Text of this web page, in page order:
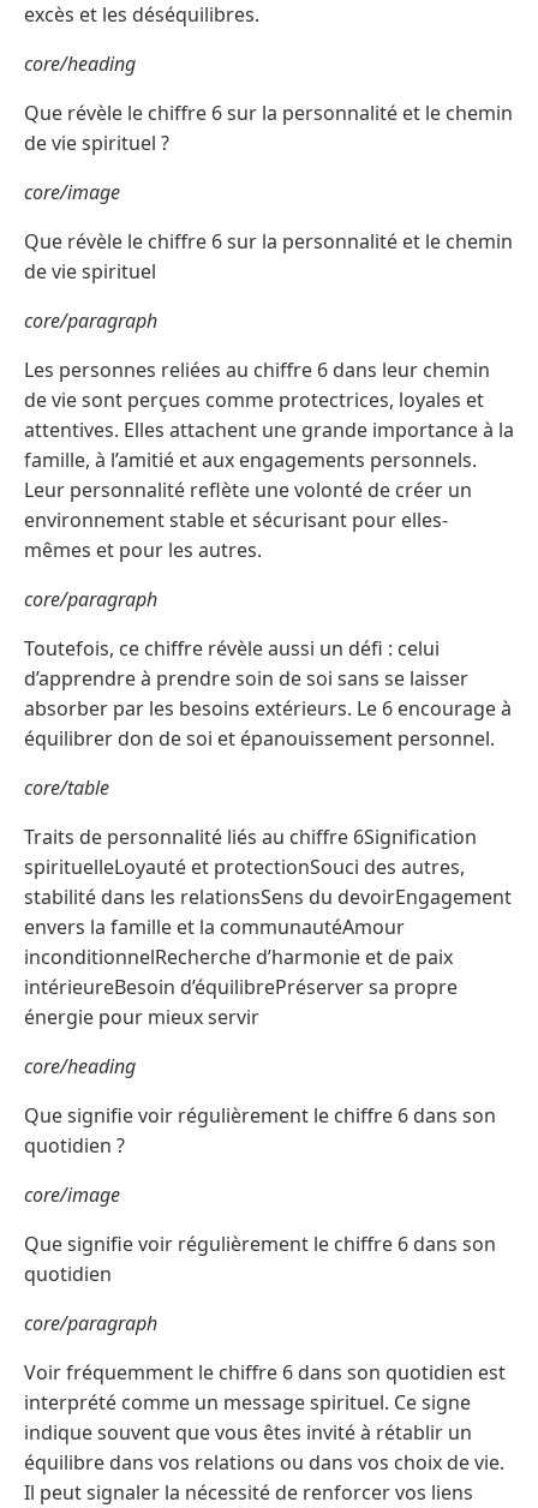
excès et les déséquilibres.
core/heading
Que révèle le chiffre 6 sur la personnalité et le chemin
de vie spirituel ?
core/image
Que révèle le chiffre 6 sur la personnalité et le chemin
de vie spirituel
core/paragraph
Les personnes reliées au chiffre 6 dans leur chemin
de vie sont perçues comme protectrices, loyales et
attentives. Elles attachent une grande importance à la
famille, à l’amitié et aux engagements personnels.
Leur personnalité reflète une volonté de créer un
environnement stable et sécurisant pour elles-
mêmes et pour les autres.
core/paragraph
Toutefois, ce chiffre révèle aussi un défi : celui
d’apprendre à prendre soin de soi sans se laisser
absorber par les besoins extérieurs. Le 6 encourage à
équilibrer don de soi et épanouissement personnel.
core/table
Traits de personnalité liés au chiffre 6Signification
spirituelleLoyauté et protectionSouci des autres,
stabilité dans les relationsSens du devoirEngagement
envers la famille et la communautéAmour
inconditionnelRecherche d’harmonie et de paix
intérieureBesoin d’équilibrePréserver sa propre
énergie pour mieux servir
core/heading
Que signifie voir régulièrement le chiffre 6 dans son
quotidien ?
core/image
Que signifie voir régulièrement le chiffre 6 dans son
quotidien
core/paragraph
Voir fréquemment le chiffre 6 dans son quotidien est
interprété comme un message spirituel. Ce signe
indique souvent que vous êtes invité à rétablir un
équilibre dans vos relations ou dans vos choix de vie.
Il peut signaler la nécessité de renforcer vos liens